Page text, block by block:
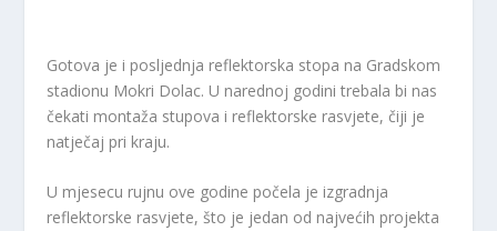
Gotova je i posljednja reflektorska stopa na Gradskom
stadionu Mokri Dolac. U narednoj godini trebala bi nas
čekati montaža stupova i reflektorske rasvjete, čiji je
natječaj pri kraju.
U mjesecu rujnu ove godine počela je izgradnja
reflektorske rasvjete, što je jedan od najvećih projekta